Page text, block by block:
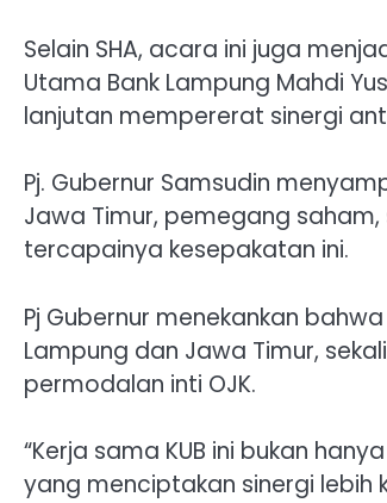
Selain SHA, acara ini juga
Utama Bank Lampung Mahdi
lanjutan mempererat sinergi
Pj. Gubernur Samsudin
Jawa Timur, pemegang
tercapainya kesepakatan ini.
Pj Gubernur menekankan
Lampung dan Jawa Timur,
permodalan inti OJK.
“Kerja sama KUB ini bukan
yang menciptakan sinergi lebih